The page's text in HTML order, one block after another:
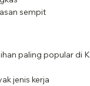
sempit
paling popular di
jenis kerja